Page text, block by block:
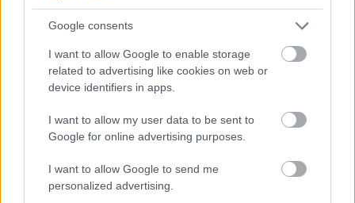
Google consents
I want to allow Google to enable storage
related to advertising like cookies on web or
device identifiers in apps.
I want to allow my user data to be sent to
Google for online advertising purposes.
I want to allow Google to send me
personalized advertising.
Ukraina trāpījusi
Krievijas biznesa sirdī?
nopietnākas par
sadegušām noliktavām
Raitis Logins: Ja
nespēs vienoties,
“airBaltic” tiks
iesniegts
Atcelt Ziņot